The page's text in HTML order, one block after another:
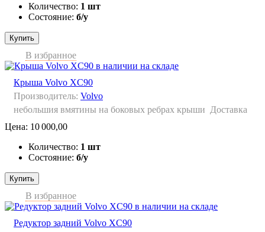
Количество: 1 шт
Состояние: б/у
Купить
В избранное
Крыша Volvo XC90
Производитель: Volvo
небольшия вмятины на боковых ребрах крыши
Доставка
Цена: 10 000,00
Количество: 1 шт
Состояние: б/у
Купить
В избранное
Редуктор задний Volvo XC90